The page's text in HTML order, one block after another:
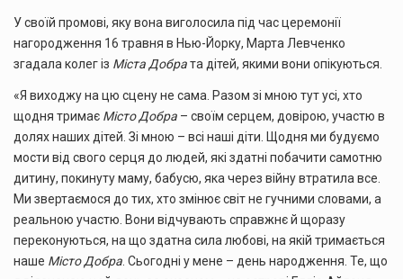
У своїй промові, яку вона виголосила під час церемонії
нагородження 16 травня в Нью-Йорку, Марта Левченко
згадала колег із Міста Добрата дітей, якими вони опікуються.
«Я виходжу на цю сцену не сама. Разом зі мною тут усі, хто
щодня тримає Місто Добра – своїм серцем, довірою, участю в
долях наших дітей. Зі мною – всі наші діти. Щодня ми будуємо
мости від свого серця до людей, які здатні побачити самотню
дитину, покинуту маму, бабусю, яка через війну втратила все.
Ми звертаємося до тих, хто змінює світ не гучними словами, а
реальною участю. Вони відчувають справжнє й щоразу
переконуються, на що здатна сила любові, на якій тримається
наше Місто Добра. Сьогодні у мене – день народження. Те, що